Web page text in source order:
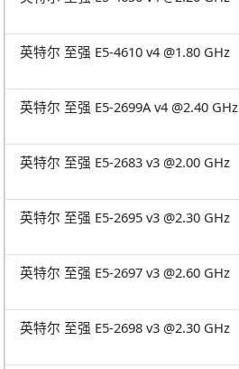
英特尔 至强 E5-4610 v4 @1.80 GHz
英特尔 至强 E5-2699A v4 @2.40 GHz
英特尔 至强 E5-2683 v3 @2.00 GHz
英特尔 至强 E5-2695 v3 @2.30 GHz
英特尔 至强 E5-2697 v3 @2.60 GHz
英特尔 至强 E5-2698 v3 @2.30 GHz